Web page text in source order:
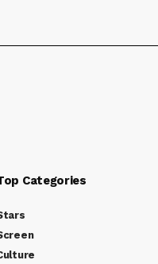
Categories